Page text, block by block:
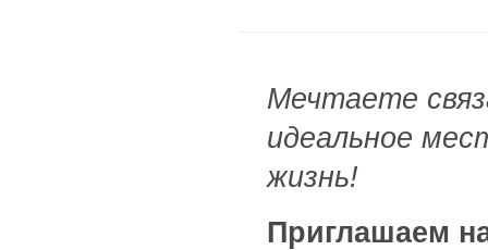
Мечтаете
идеальное
жизнь!
Приглашаем